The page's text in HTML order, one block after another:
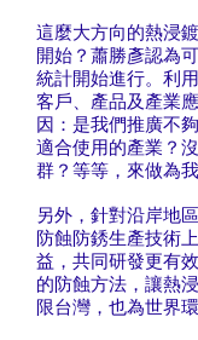
這麼大方向的熱浸
開始？蕭勝彥認為
統計開始進行。利
客戶、產品及產業
因：是我們推廣不
適合使用的產業？
群？等等，來做為
另外，針對沿岸地
防蝕防銹生產技術
益，共同研發更有
的防蝕方法，讓熱
限台灣，也為世界